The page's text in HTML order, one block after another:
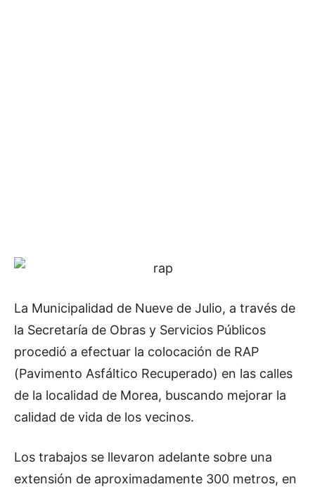
La Municipalidad de Nueve de Julio, a través de
la Secretaría de Obras y Servicios Públicos
procedió a efectuar la colocación de RAP
(Pavimento Asfáltico Recuperado) en las calles
de la localidad de Morea, buscando mejorar la
calidad de vida de los vecinos.
Los trabajos se llevaron adelante sobre una
extensión de aproximadamente 300 metros, en